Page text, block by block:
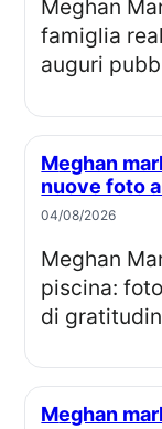
Meghan Markle compie 45 anni, ma dalla
famiglia
auguri
Meghan markle festeggia 45 anni con
nuove foto
04/08/2026
Meghan Markle festeggia 45 anni in
piscina:
di
Meghan markle compie 45 anni: come